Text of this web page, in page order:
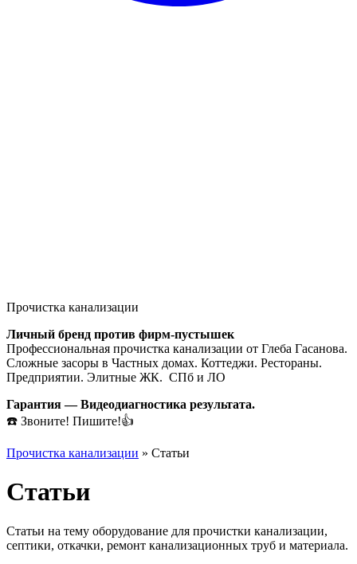
Прочистка канализации
Личный бренд против фирм-пустышек
Профессиональная прочистка канализации от Глеба Гасанова.
Сложные засоры в Частных домах. Коттеджи. Рестораны.
Предприятии. Элитные ЖК. СПб и ЛО
Гарантия — Видеодиагностика результата.
☎️ Звоните! Пишите!👍
Прочистка канализации » Статьи
Статьи
Статьи на тему оборудование для прочистки канализации,
септики, откачки, ремонт канализационных труб и материала.